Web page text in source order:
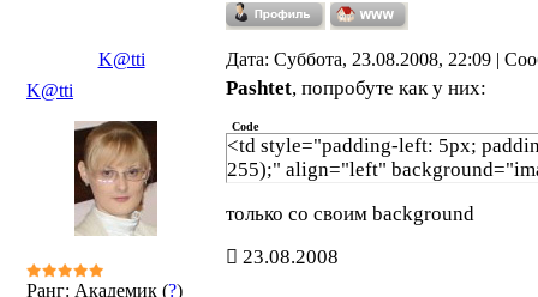
K@tti
Дата: Суббота, 23.08.2008, 22:09 |
K@tti
Ранг: Академик (?)
Pashtet, попробуте как у них:
Code
<td style="padding-left: 5px;
255);" align="left"
только со своим background
23.08.2008